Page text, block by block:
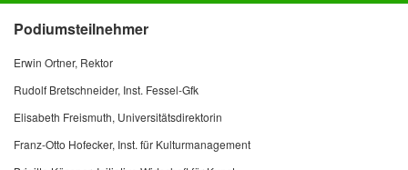
Podiumsteilnehmer
Erwin Ortner, Rektor
Rudolf Bretschneider, Inst. Fessel-Gfk
Elisabeth Freismuth, Universitätsdirektorin
Franz-Otto Hofecker, Inst. für Kulturmanagement